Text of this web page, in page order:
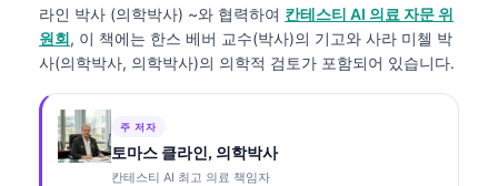
라인 박사 (의학박사) ~와 협력하여 칸테스티 AI 의료 자문 위
원회, 이 책에는 한스 베버 교수(박사)의 기고와 사라 미첼 박
사(의학박사, 의학박사)의 의학적 검토가 포함되어 있습니다.
주 저자
토마스 클라인, 의학박사
칸테스티 AI 최고 의료 책임자